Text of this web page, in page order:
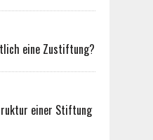
eine Zustiftung?
einer Stiftung